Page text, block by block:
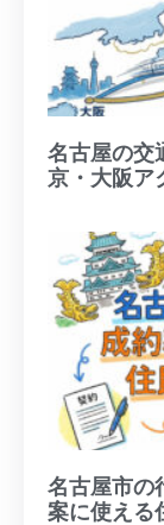
名古屋の交
京・大阪ア
名古屋市の
案に使える